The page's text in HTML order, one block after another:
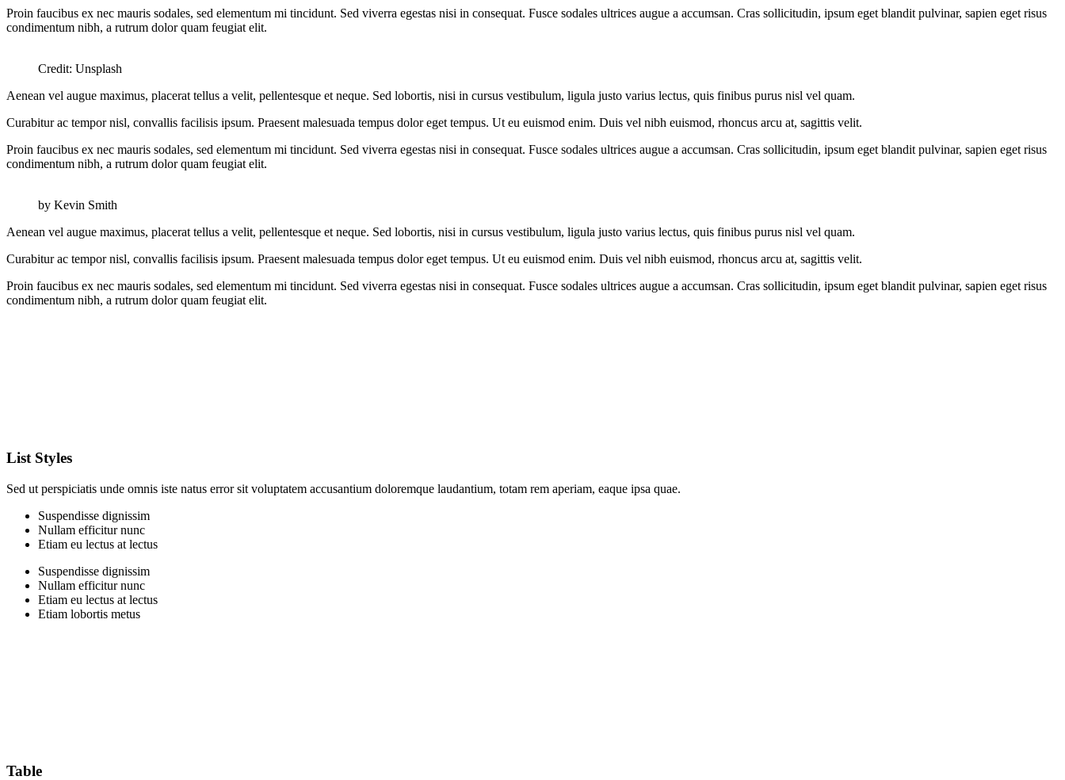
Proin faucibus ex nec mauris sodales, sed elementum mi tincidunt. Sed viverra egestas nisi in consequat. Fusce sodales ultrices augue a accumsan. Cras sollicitudin, ipsum eget blandit pulvinar, sapien eget risus
condimentum nibh, a rutrum dolor quam feugiat elit.
Credit: Unsplash
Aenean vel augue maximus, placerat tellus a velit, pellentesque et neque. Sed lobortis, nisi in cursus vestibulum, ligula justo varius lectus, quis finibus purus nisl vel quam.
Curabitur ac tempor nisl, convallis facilisis ipsum. Praesent malesuada tempus dolor eget tempus. Ut eu euismod enim. Duis vel nibh euismod, rhoncus arcu at, sagittis velit.
Proin faucibus ex nec mauris sodales, sed elementum mi tincidunt. Sed viverra egestas nisi in consequat. Fusce sodales ultrices augue a accumsan. Cras sollicitudin, ipsum eget blandit pulvinar, sapien eget risus
condimentum nibh, a rutrum dolor quam feugiat elit.
by Kevin Smith
Aenean vel augue maximus, placerat tellus a velit, pellentesque et neque. Sed lobortis, nisi in cursus vestibulum, ligula justo varius lectus, quis finibus purus nisl vel quam.
Curabitur ac tempor nisl, convallis facilisis ipsum. Praesent malesuada tempus dolor eget tempus. Ut eu euismod enim. Duis vel nibh euismod, rhoncus arcu at, sagittis velit.
Proin faucibus ex nec mauris sodales, sed elementum mi tincidunt. Sed viverra egestas nisi in consequat. Fusce sodales ultrices augue a accumsan. Cras sollicitudin, ipsum eget blandit pulvinar, sapien eget risus
condimentum nibh, a rutrum dolor quam feugiat elit.
List Styles
Sed ut perspiciatis unde omnis iste natus error sit voluptatem accusantium doloremque laudantium, totam rem aperiam, eaque ipsa quae.
Suspendisse dignissim
Nullam efficitur nunc
Etiam eu lectus at lectus
Suspendisse dignissim
Nullam efficitur nunc
Etiam eu lectus at lectus
Etiam lobortis metus
Table